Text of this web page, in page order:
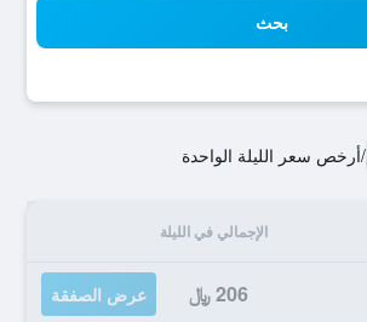
بحث
/أرخص سعر الليلة الواحدة
الإجمالي في الليلة
206 ﷼ عرض الصفقة